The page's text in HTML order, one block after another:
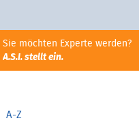
Sie möchten Experte werden?
A.S.I. stellt ein.
A-Z